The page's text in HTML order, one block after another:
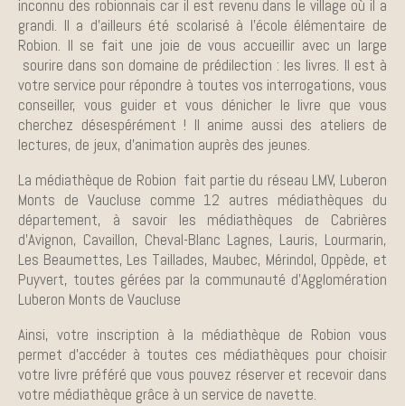
inconnu des robionnais car il est revenu dans le village où il a
grandi. Il a d’ailleurs été scolarisé à l’école élémentaire de
Robion. Il se fait une joie de vous accueillir avec un large
sourire dans son domaine de prédilection : les livres. Il est à
votre service pour répondre à toutes vos interrogations, vous
conseiller, vous guider et vous dénicher le livre que vous
cherchez désespérément ! Il anime aussi des ateliers de
lectures, de jeux, d’animation auprès des jeunes.
La médiathèque de Robion fait partie du réseau LMV, Luberon
Monts de Vaucluse comme 12 autres médiathèques du
département, à savoir les médiathèques de Cabrières
d’Avignon, Cavaillon, Cheval-Blanc Lagnes, Lauris, Lourmarin,
Les Beaumettes, Les Taillades, Maubec, Mérindol, Oppède, et
Puyvert, toutes gérées par la communauté d’Agglomération
Luberon Monts de Vaucluse
Ainsi, votre inscription à la médiathèque de Robion vous
permet d’accéder à toutes ces médiathèques pour choisir
votre livre préféré que vous pouvez réserver et recevoir dans
votre médiathèque grâce à un service de navette.